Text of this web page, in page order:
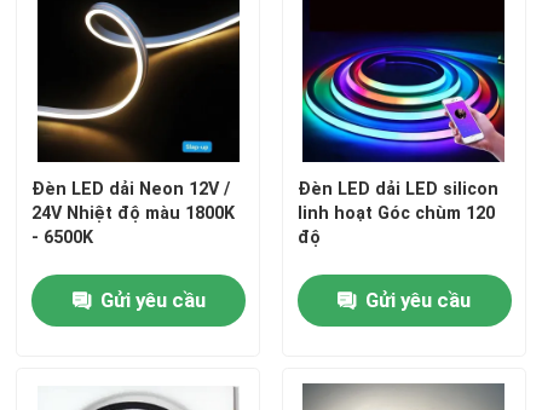
Đèn LED dải Neon 12V /
24V Nhiệt độ màu 1800K
- 6500K
Gửi yêu cầu
Đèn LED dải LED silicon
linh hoạt Góc chùm 120
độ
Gửi yêu cầu